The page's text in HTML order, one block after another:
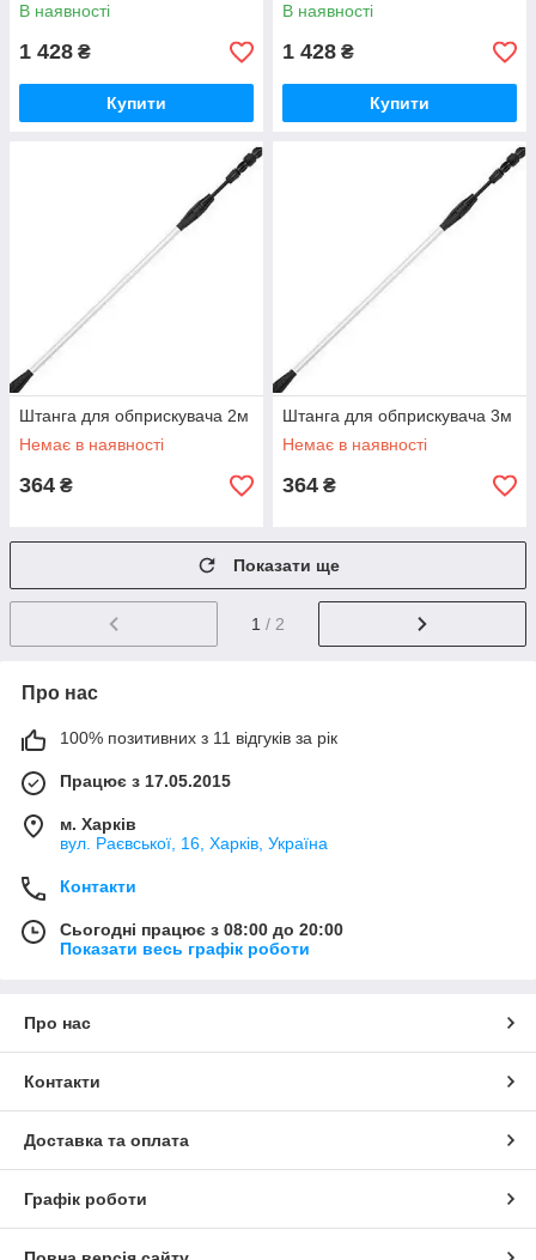
В наявності
1 428 ₴
Купити
В наявності
1 428 ₴
Купити
Штанга для обприскувача 2м
Немає в наявності
364 ₴
Штанга для обприскувача 3м
Немає в наявності
364 ₴
Показати ще
1 / 2
Про нас
100% позитивних з 11 відгуків за рік
Працює з 17.05.2015
м. Харків
вул. Раєвської, 16, Харків, Україна
Контакти
Сьогодні працює з 08:00 до 20:00
Показати весь графік роботи
Про нас
Контакти
Доставка та оплата
Графік роботи